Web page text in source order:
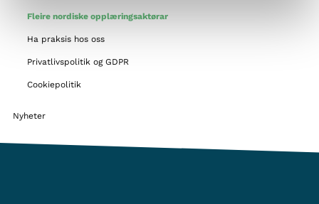
Fleire nordiske opplæringsaktørar
Ha praksis hos oss
Privatlivspolitik og GDPR
Cookiepolitik
Nyheter